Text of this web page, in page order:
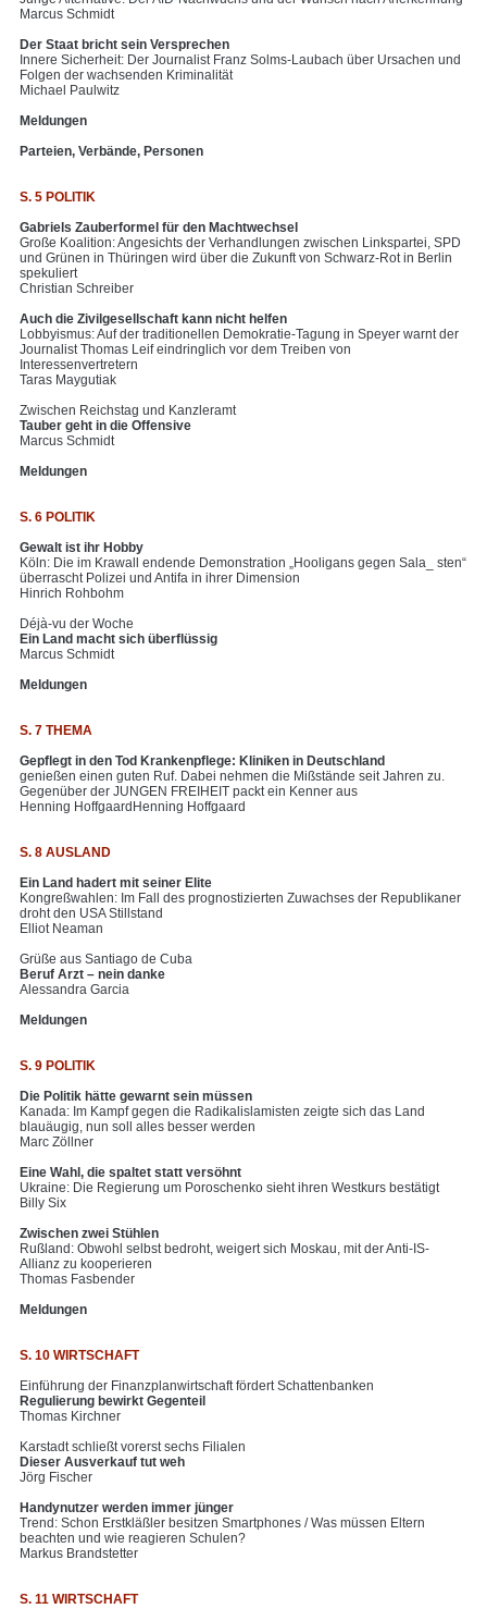
Marcus Schmidt
Der Staat bricht sein Versprechen
Innere Sicherheit: Der Journalist Franz Solms-Laubach über Ursachen und
Folgen der wachsenden Kriminalität
Michael Paulwitz
Meldungen
Parteien, Verbände, Personen
S. 5 POLITIK
Gabriels Zauberformel für den Machtwechsel
Große Koalition: Angesichts der Verhandlungen zwischen Linkspartei, SPD
und Grünen in Thüringen wird über die Zukunft von Schwarz-Rot in Berlin
spekuliert
Christian Schreiber
Auch die Zivilgesellschaft kann nicht helfen
Lobbyismus: Auf der traditionellen Demokratie-Tagung in Speyer warnt der
Journalist Thomas Leif eindringlich vor dem Treiben von
Interessenvertretern
Taras Maygutiak
Zwischen Reichstag und Kanzleramt
Tauber geht in die Offensive
Marcus Schmidt
Meldungen
S. 6 POLITIK
Gewalt ist ihr Hobby
Köln: Die im Krawall endende Demonstration „Hooligans gegen Sala_ sten“
überrascht Polizei und Antifa in ihrer Dimension
Hinrich Rohbohm
Déjà-vu der Woche
Ein Land macht sich überflüssig
Marcus Schmidt
Meldungen
S. 7 THEMA
Gepflegt in den Tod Krankenpflege: Kliniken in Deutschland
genießen einen guten Ruf. Dabei nehmen die Mißstände seit Jahren zu.
Gegenüber der JUNGEN FREIHEIT packt ein Kenner aus
Henning HoffgaardHenning Hoffgaard
S. 8 AUSLAND
Ein Land hadert mit seiner Elite
Kongreßwahlen: Im Fall des prognostizierten Zuwachses der Republikaner
droht den USA Stillstand
Elliot Neaman
Grüße aus Santiago de Cuba
Beruf Arzt – nein danke
Alessandra Garcia
Meldungen
S. 9 POLITIK
Die Politik hätte gewarnt sein müssen
Kanada: Im Kampf gegen die Radikalislamisten zeigte sich das Land
blauäugig, nun soll alles besser werden
Marc Zöllner
Eine Wahl, die spaltet statt versöhnt
Ukraine: Die Regierung um Poroschenko sieht ihren Westkurs bestätigt
Billy Six
Zwischen zwei Stühlen
Rußland: Obwohl selbst bedroht, weigert sich Moskau, mit der Anti-IS-
Allianz zu kooperieren
Thomas Fasbender
Meldungen
S. 10 WIRTSCHAFT
Einführung der Finanzplanwirtschaft fördert Schattenbanken
Regulierung bewirkt Gegenteil
Thomas Kirchner
Karstadt schließt vorerst sechs Filialen
Dieser Ausverkauf tut weh
Jörg Fischer
Handynutzer werden immer jünger
Trend: Schon Erstkläßler besitzen Smartphones / Was müssen Eltern
beachten und wie reagieren Schulen?
Markus Brandstetter
S. 11 WIRTSCHAFT